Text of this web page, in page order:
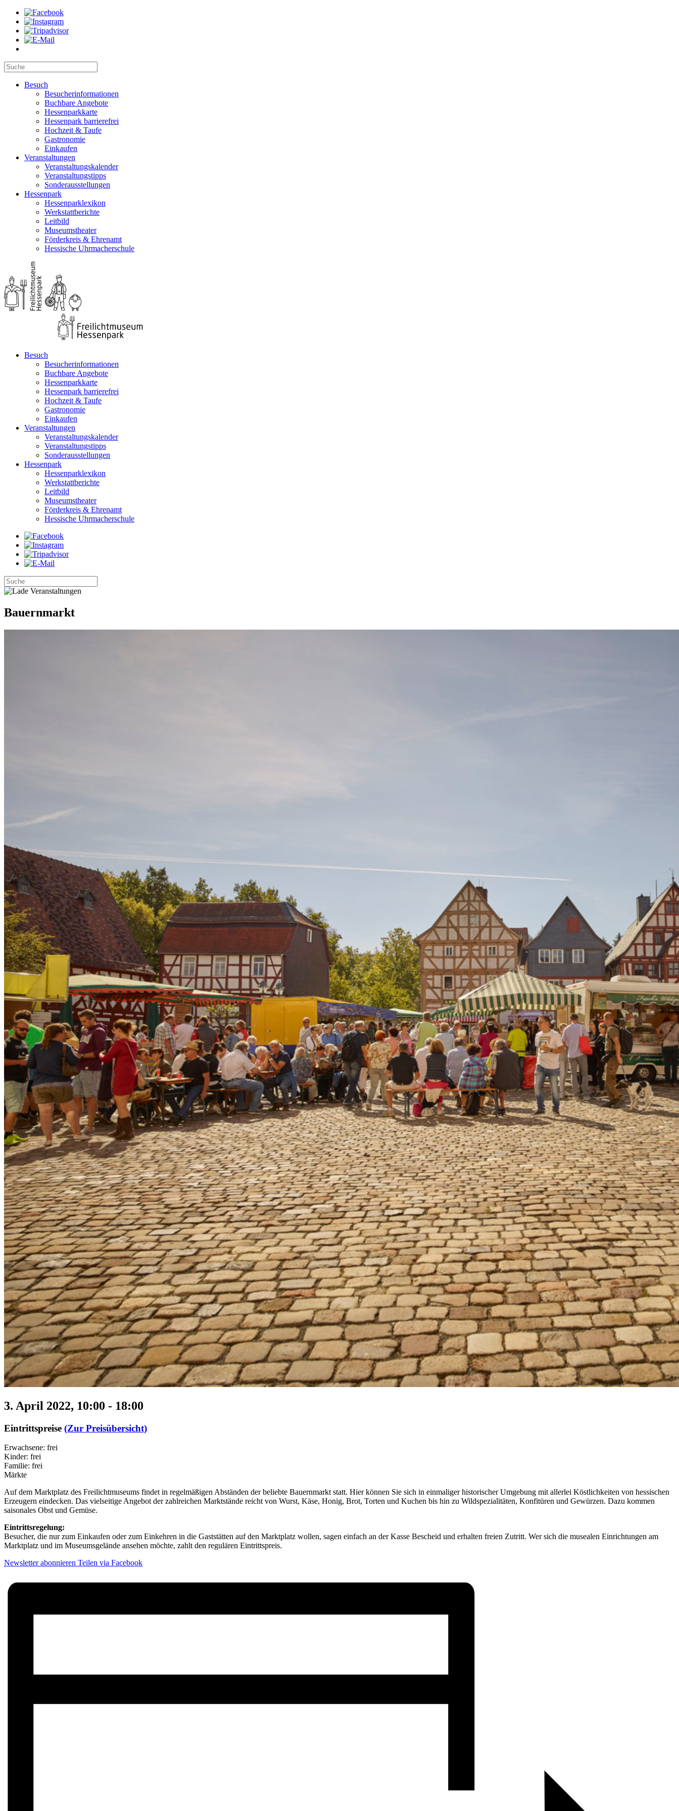
Besuch
Besucherinformationen
Buchbare Angebote
Hessenparkkarte
Hessenpark barrierefrei
Hochzeit & Taufe
Gastronomie
Einkaufen
Veranstaltungen
Veranstaltungskalender
Veranstaltungstipps
Sonderausstellungen
Hessenpark
Hessenparklexikon
Werkstattberichte
Leitbild
Museumstheater
Förderkreis & Ehrenamt
Hessische Uhrmacherschule
Besuch
Besucherinformationen
Buchbare Angebote
Hessenparkkarte
Hessenpark barrierefrei
Hochzeit & Taufe
Gastronomie
Einkaufen
Veranstaltungen
Veranstaltungskalender
Veranstaltungstipps
Sonderausstellungen
Hessenpark
Hessenparklexikon
Werkstattberichte
Leitbild
Museumstheater
Förderkreis & Ehrenamt
Hessische Uhrmacherschule
Bauernmarkt
3. April 2022, 10:00 - 18:00
Eintrittspreise (Zur Preisübersicht)
Erwachsene: frei
Kinder: frei
Familie: frei
Märkte
Auf dem Marktplatz des Freilichtmuseums findet in regelmäßigen Abständen der beliebte Bauernmarkt statt. Hier können Sie sich in einmaliger historischer Umgebung mit allerlei Köstlichkeiten von hessischen
Erzeugern eindecken. Das vielseitige Angebot der zahlreichen Marktstände reicht von Wurst, Käse, Honig, Brot, Torten und Kuchen bis hin zu Wildspezialitäten, Konfitüren und Gewürzen. Dazu kommen
saisonales Obst und Gemüse.
Eintrittsregelung:
Besucher, die nur zum Einkaufen oder zum Einkehren in die Gaststätten auf den Marktplatz wollen, sagen einfach an der Kasse Bescheid und erhalten freien Zutritt. Wer sich die musealen Einrichtungen am
Marktplatz und im Museumsgelände ansehen möchte, zahlt den regulären Eintrittspreis.
Newsletter abonnieren Teilen via Facebook